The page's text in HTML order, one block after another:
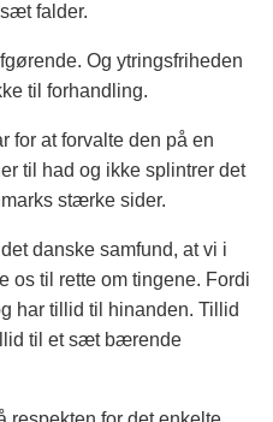
falder.
Og ytringsfriheden
til forhandling.
for at forvalte den på en
til had og ikke splintrer det
stærke sider.
danske samfund, at vi i
os til rette om tingene. Fordi
har tillid til hinanden. Tillid
til et sæt bærende